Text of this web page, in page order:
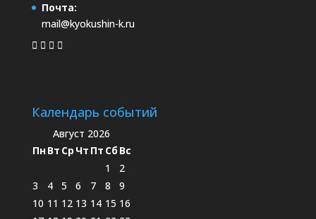
Почта:
mail@kyokushin-k.ru
Календарь событий
Август 2026
ПнВт Ср Чт Пт Сб Вс
1
2
3
4 5 6 7 8
9
10 11 12 13 14 15 16